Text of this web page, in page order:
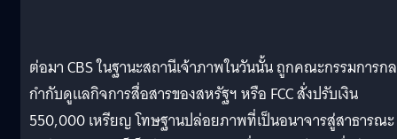
ต่อมา CBS ในฐานะสถานีเจ้าภาพในวันนั้น ถูกคณะกรรมการก
กำกับดูแลกิจการสื่อสารของสหรัฐฯ หรือ FCC สั่งปรับเงิน
550,000 เหรียญ โทษฐานปล่อยภาพที่เป็นอนาจารสู่สาธารณะ